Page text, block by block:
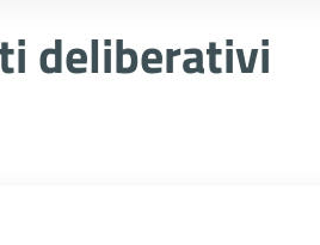
deliberativi